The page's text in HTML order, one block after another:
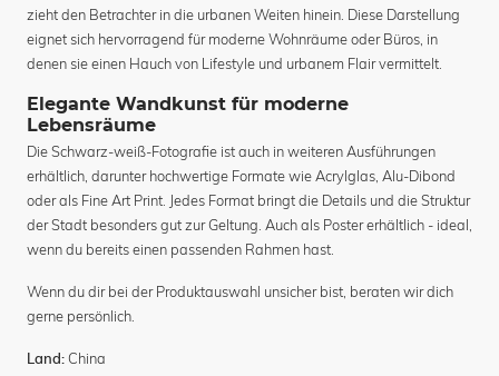
zieht den Betrachter in die urbanen Weiten hinein. Diese Darstellung
eignet sich hervorragend für moderne Wohnräume oder Büros, in
denen sie einen Hauch von Lifestyle und urbanem Flair vermittelt.
Elegante Wandkunst für moderne
Lebensräume
Die Schwarz-weiß-Fotografie ist auch in weiteren Ausführungen
erhältlich, darunter hochwertige Formate wie Acrylglas, Alu-Dibond
oder als Fine Art Print. Jedes Format bringt die Details und die Struktur
der Stadt besonders gut zur Geltung. Auch als Poster erhältlich - ideal,
wenn du bereits einen passenden Rahmen hast.
Wenn du dir bei der Produktauswahl unsicher bist, beraten wir dich
gerne persönlich.
Land: China